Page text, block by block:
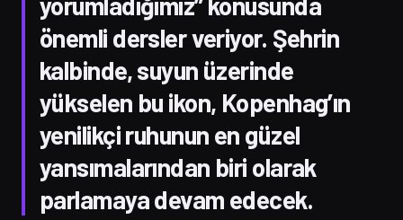
önemli dersler veriyor. Şehrin
kalbinde, suyun üzerinde
yükselen bu ikon, Kopenhag’ın
yenilikçi ruhunun en güzel
yansımalarından biri olarak
parlamaya devam edecek.